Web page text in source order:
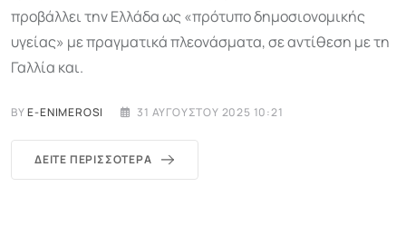
προβάλλει την Ελλάδα ως «πρότυπο δημοσιονομικής
υγείας» με πραγματικά πλεονάσματα, σε αντίθεση με τη
Γαλλία και.
BYE-ENIMEROSI 31 ΑΥΓΟΎΣΤΟΥ 2025 10:21
ΔΕΊΤΕ ΠΕΡΙΣΣΌΤΕΡΑ